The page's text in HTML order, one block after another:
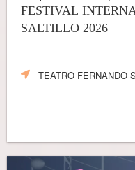
FESTIVAL
SALTILLO 2026
TEATRO FERNANDO